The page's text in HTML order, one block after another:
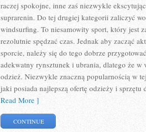
raczej spokojne, inne zaś niezwykle
suprarenin. Do tej drugiej kategorii zaliczyć
windsurfing. To niesamowity sport, który jest
rezolutnie spędzać czas. Jednak aby zacząć
sporcie, należy się do tego dobrze
adekwatny rynsztunek i ubrania, dlatego że w
odzież. Niezwykle znaczną popularnością w
jaki posiada najlepszą ofertę odzieży i
Read More ]
CONTINUE